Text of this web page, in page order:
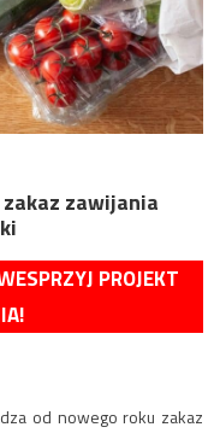
zawijania
PROJEKT
od nowego roku zakaz